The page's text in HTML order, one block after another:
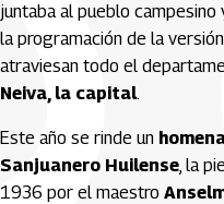
juntaba al pueblo campesino
la programación de la
atraviesan todo el
Neiva, la capital.
Este año se rinde un
Sanjuanero Huilense, la
1936 por el maestro